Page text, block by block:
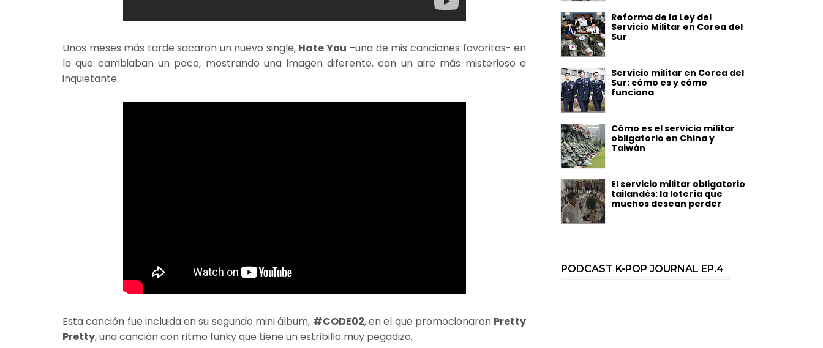
Unos meses más tarde sacaron un nuevo single, Hate You –una de mis canciones favoritas- en
la que cambiaban un poco, mostrando una imagen diferente, con un aire más misterioso e
inquietante.
Esta canción fue incluida en su segundo mini álbum, #CODE02, en el que promocionaron Pretty
Pretty, una canción con ritmo funky que tiene un estribillo muy pegadizo.
Reforma de la Ley del
Servicio Militar en Corea del
Sur
Servicio militar en Corea del
Sur: cómo es y cómo
funciona
Cómo es el servicio militar
obligatorio en China y
Taiwán
El servicio militar obligatorio
tailandés: la lotería que
muchos desean perder
PODCAST K-POP JOURNAL EP.4